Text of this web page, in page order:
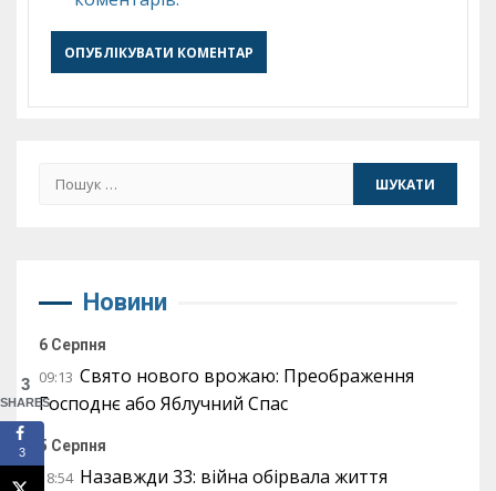
Пошук:
Новини
6 Серпня
09:13 Свято нового врожаю: Преображення
Господнє або Яблучний Спас
5 Серпня
18:54 Назавжди 33: війна обірвала життя
3
SHARES
3